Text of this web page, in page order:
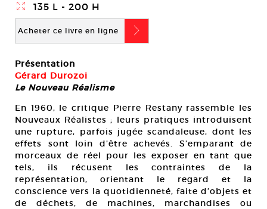
} 135 L - 200 H
Acheter ce livre en ligne b
Présentation
Gérard Durozoi
Le Nouveau Réalisme
En 1960, le critique Pierre Restany rassemble les
Nouveaux Réalistes ; leurs pratiques introduisent
une rupture, parfois jugée scandaleuse, dont les
effets sont loin d’être achevés. S’emparant de
morceaux de réel pour les exposer en tant que
tels, ils récusent les contraintes de la
représentation, orientant le regard et la
conscience vers la quotidienneté, faite d’objets et
de déchets, de machines, marchandises ou